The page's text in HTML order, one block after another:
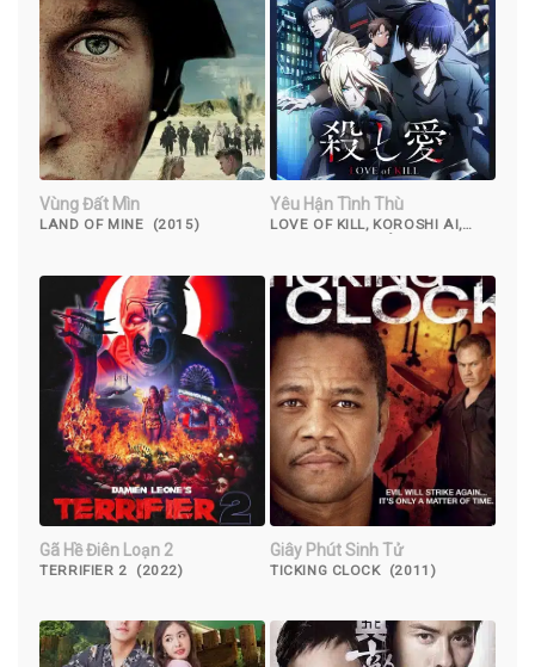
Vùng Đất Mìn
LAND OF MINE (2015)
Yêu Hận Tình Thù
LOVE OF KILL, KOROSHI AI,
Gã Hề Điên Loạn 2
TERRIFIER 2 (2022)
Giây Phút Sinh Tử
TICKING CLOCK (2011)